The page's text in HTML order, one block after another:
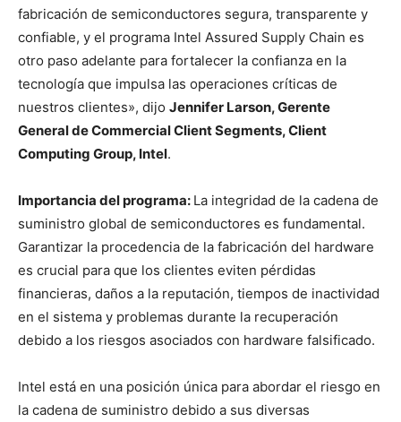
fabricación de semiconductores segura, transparente y
confiable, y el programa Intel Assured Supply Chain es
otro paso adelante para fortalecer la confianza en la
tecnología que impulsa las operaciones críticas de
nuestros clientes», dijo Jennifer Larson, Gerente
General de Commercial Client Segments, Client
Computing Group, Intel.
Importancia del programa: La integridad de la cadena de
suministro global de semiconductores es fundamental.
Garantizar la procedencia de la fabricación del hardware
es crucial para que los clientes eviten pérdidas
financieras, daños a la reputación, tiempos de inactividad
en el sistema y problemas durante la recuperación
debido a los riesgos asociados con hardware falsificado.
Intel está en una posición única para abordar el riesgo en
la cadena de suministro debido a sus diversas